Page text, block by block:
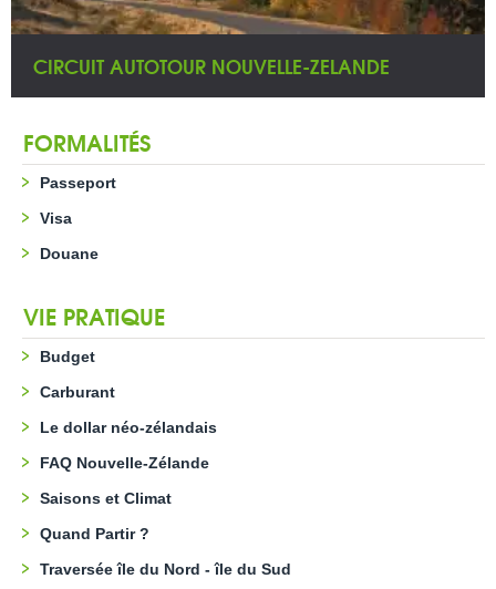
CIRCUIT AUTOTOUR NOUVELLE-ZELANDE
FORMALITÉS
Passeport
Visa
Douane
VIE PRATIQUE
Budget
Carburant
Le dollar néo-zélandais
FAQ Nouvelle-Zélande
Saisons et Climat
Quand Partir ?
Traversée île du Nord - île du Sud